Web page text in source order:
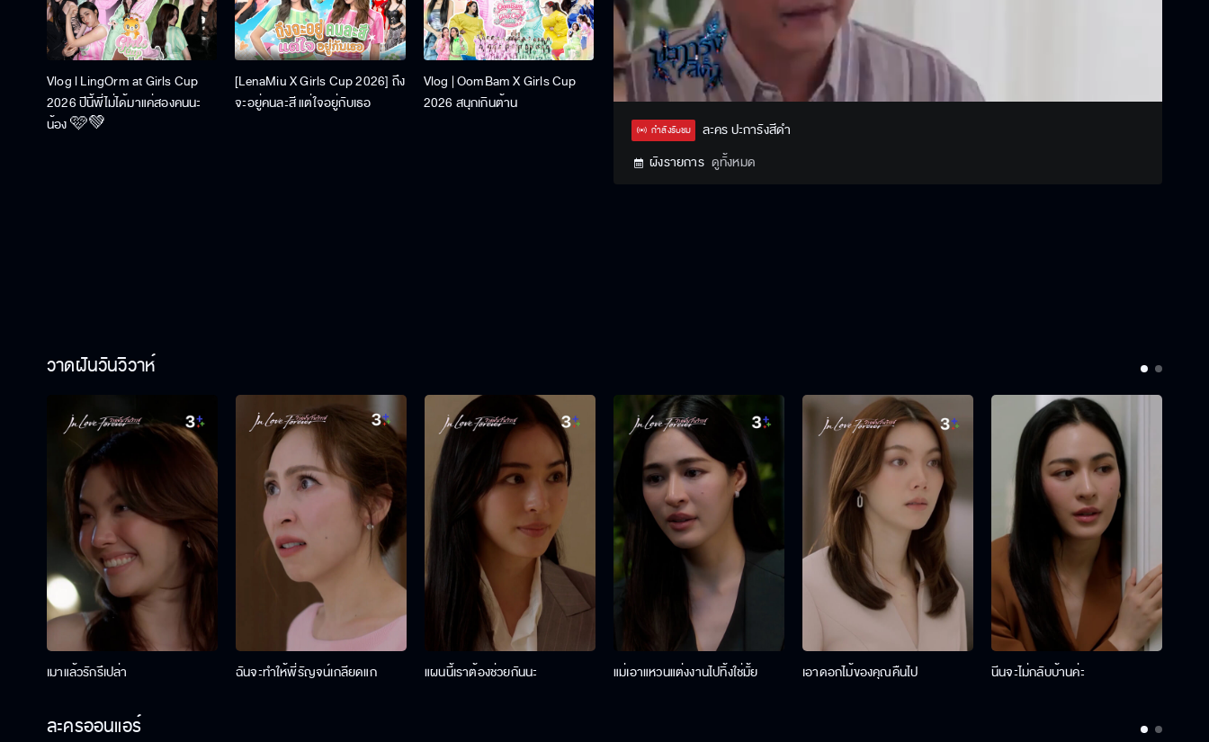
Vlog l LingOrm at Girls Cup
2026 ปีนี้พี่ไม่ได้มาแค่สองคนนะ
น้อง 🩷💚
[LenaMiu X Girls Cup 2026] ถึง
จะอยู่คนละสี แต่ใจอยู่กับเธอ
Vlog | OomBam X Girls Cup
2026 สนุกเกินต้าน
Unmute Stream
Type
กำลังรับชม
ละคร ปะการังสีดำ
ผังรายการ ดูทั้งหมด
วาดฝันวันวิวาห์
เมาแล้วรักรึเปล่า ฉันจะทำให้พี่รัญจน์เกลียดแก แผนนี้เราต้องช่วยกันนะ แม่เอาแหวนแต่งงานไปทิ้งใช่มั้ย เอาดอกไม้ของคุณคืนไป นีนจะไม่กลับบ้านค่ะ
ละครออนแอร์